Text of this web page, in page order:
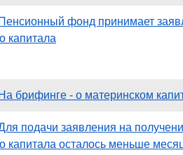
Пенсионный фонд принимает
капитала
На брифинге - о материнском
подачи заявления на
капитала осталось меньше